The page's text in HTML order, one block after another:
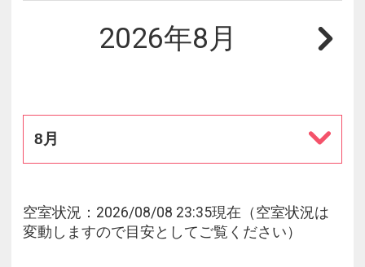
2026年8月
8月
空室状況：2026/08/08 23:35現在（空室状況は
変動しますので目安としてご覧ください）